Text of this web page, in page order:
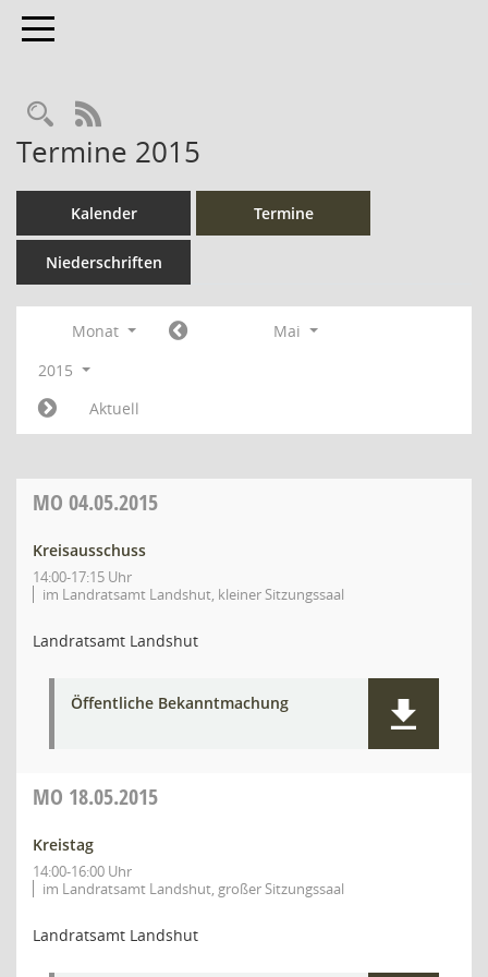
Toggle navigation
Rechercheauswahl
RSS-Feed
Termine 2015
Kalender Termine
Niederschriften
Monat
Mai
2015
Aktuell
MO 04.05.2015
Kreisausschuss
14:00-17:15 Uhr
im Landratsamt Landshut, kleiner Sitzungssaal
Landratsamt Landshut
Öffentliche Bekanntmachung
MO 18.05.2015
Kreistag
14:00-16:00 Uhr
im Landratsamt Landshut, großer Sitzungssaal
Landratsamt Landshut